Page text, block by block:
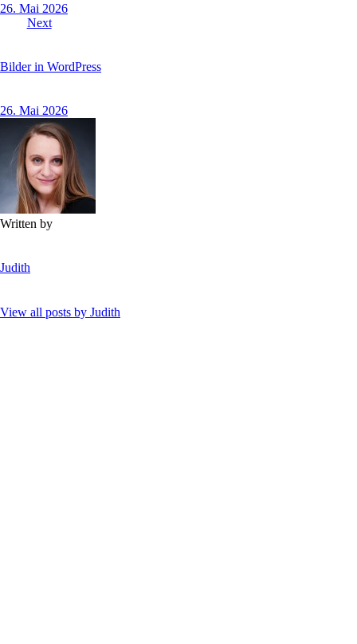
26. Mai 2026
Next
Bilder in WordPress
26. Mai 2026
Written by
Judith
View all posts by Judith